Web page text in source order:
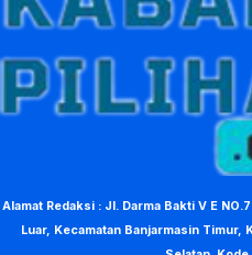
Alamat Redaksi : Jl. Darma Bakti V E
Luar, Kecamatan Banjarmasin Timur,